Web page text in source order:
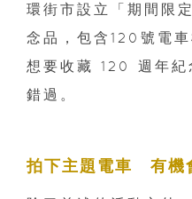
環街市設立「期間限
念品，包含120號電
想要收藏 120 週年紀
錯過。
拍下主題電車 有機